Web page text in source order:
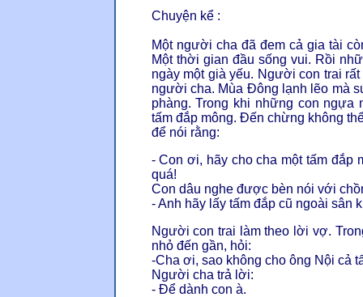
Chuyện kể :
Một người cha đã đem cả gia tài
Một thời gian đầu sống vui. Rồi
ngày một già yếu. Người con trai
người cha. Mùa Đông lạnh lẽo mà
phàng. Trong khi những con
tấm đắp mông. Đến chừng không
để nói rằng:
- Con ơi, hãy cho cha một tấm đắp
quá!
Con dâu nghe được bèn nói với
- Anh hãy lấy tấm đắp cũ ngoài sân
Người con trai làm theo lời vợ.
nhỏ đến gần, hỏi:
-Cha ơi, sao không cho ông Nội cả
Người cha trả lời:
- Để dành con à.